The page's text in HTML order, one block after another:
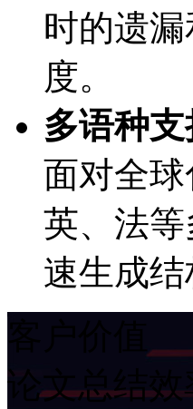
时的遗
度。
多语种
面对全
英、法
速生成
论文总结效